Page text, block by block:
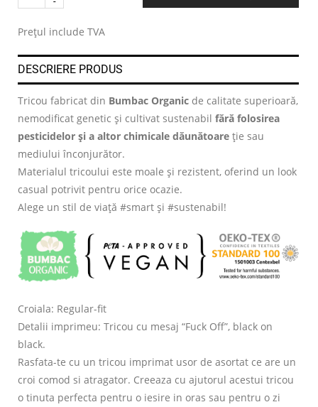
Prețul include TVA
DESCRIERE PRODUS
Tricou fabricat din Bumbac Organic de calitate superioară,
nemodificat genetic și cultivat sustenabil fără folosirea
pesticidelor și a altor chimicale dăunătoare ție sau
mediului înconjurător.
Materialul tricoului este moale și rezistent, oferind un look
casual potrivit pentru orice ocazie.
Alege un stil de viață #smart și #sustenabil!
Croiala: Regular-fit
Detalii imprimeu: Tricou cu mesaj “Fuck Off”, black on
black.
Rasfata-te cu un tricou imprimat usor de asortat ce are un
croi comod si atragator. Creeaza cu ajutorul acestui tricou
o tinuta perfecta pentru o iesire in oras sau pentru o zi